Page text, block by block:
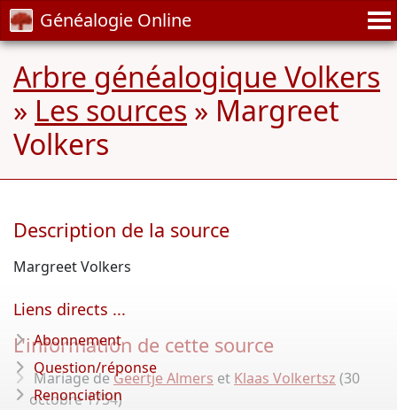
Généalogie Online
Arbre généalogique Volkers
» Les sources » Margreet
Volkers
Description de la source
Margreet Volkers
L'information de cette source
Mariage deGeertje Almers et Klaas Volkertsz (30
octobre 1754)
Liens directs ...
Abonnement
Question/réponse
Renonciation